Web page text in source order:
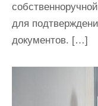
для
документов. […]